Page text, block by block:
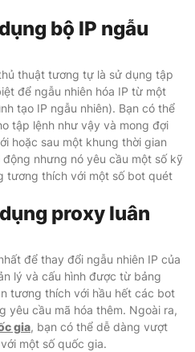
bộ IP ngẫu
thuật tương tự là sử dụng tập
để ngẫu nhiên hóa IP từ một
tạo IP ngẫu nhiên). Bạn có thể
tập lệnh như vậy và mong đợi
hoặc sau một khung thời gian
nhưng nó yêu cầu một số kỹ
tương thích với một số bot quét
proxy luân
để thay đổi ngẫu nhiên IP của
lý và cấu hình được từ bảng
tương thích với hầu hết các bot
yêu cầu mã hóa thêm. Ngoài ra,
gia, bạn có thể dễ dàng vượt
một số quốc gia.